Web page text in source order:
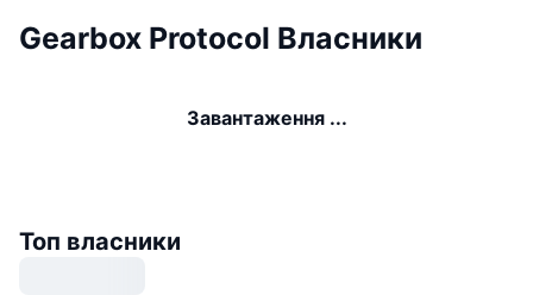
Gearbox Protocol Власники
Завантаження ...
Топ власники